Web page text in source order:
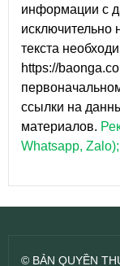
информации с
исключительно
текста
https://
ссылки на
материалов.
Whatsapp,
© BẢN QUYỀN